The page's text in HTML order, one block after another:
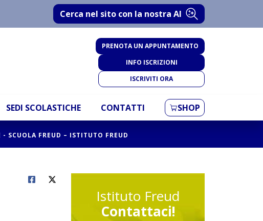
Cerca nel sito con la nostra AI
PRENOTA UN APPUNTAMENTO
INFO ISCRIZIONI
ISCRIVITI ORA
SEDI SCOLASTICHE CONTATTI SHOP
SCUOLA FREUD – ISTITUTO FREUD
Istituto Freud
Contattaci!